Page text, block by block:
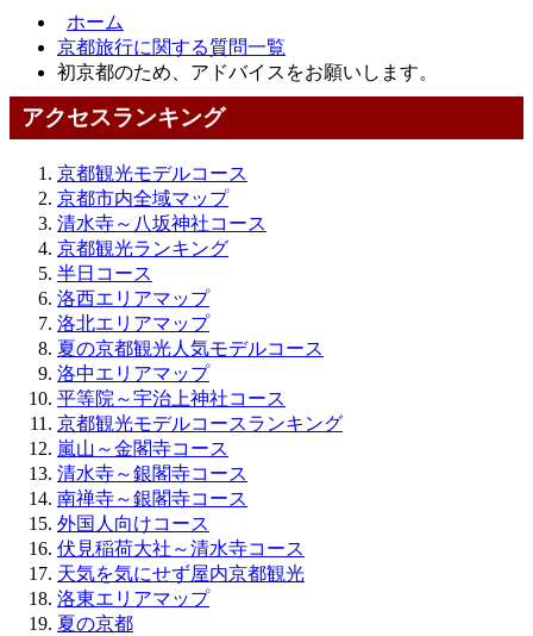
ホーム
京都旅行に関する質問一覧
初京都のため、アドバイスをお願いします。
アクセスランキング
京都観光モデルコース
京都市内全域マップ
清水寺～八坂神社コース
京都観光ランキング
半日コース
洛西エリアマップ
洛北エリアマップ
夏の京都観光人気モデルコース
洛中エリアマップ
平等院～宇治上神社コース
京都観光モデルコースランキング
嵐山～金閣寺コース
清水寺～銀閣寺コース
南禅寺～銀閣寺コース
外国人向けコース
伏見稲荷大社～清水寺コース
天気を気にせず屋内京都観光
洛東エリアマップ
夏の京都